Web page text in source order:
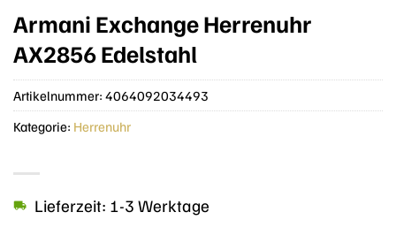
Armani Exchange Herrenuhr
AX2856 Edelstahl
Lieferzeit: 1-3 Werktage
Artikelnummer: 4064092034493
Kategorie: Herrenuhr